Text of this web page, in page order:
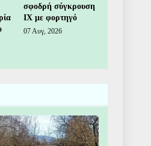
σφοδρή σύγκρουση
ΙΧ με φορτηγό
07 Αυγ, 2026